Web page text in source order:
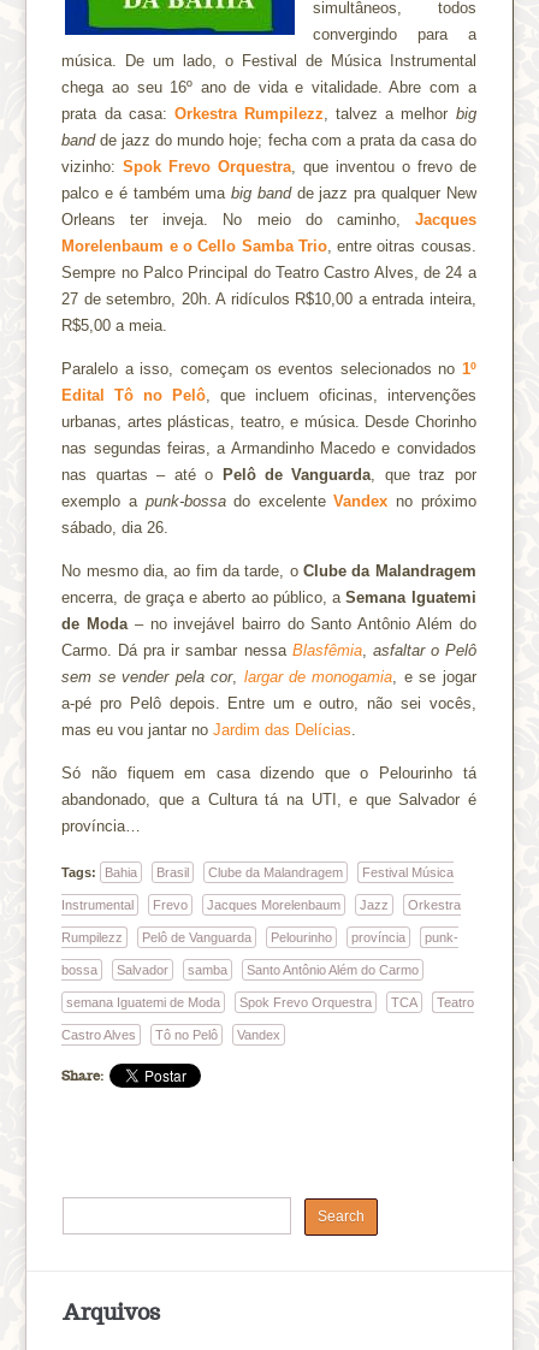
simultâneos, todos
convergindo para a
música. De um lado, o Festival de Música Instrumental
chega ao seu 16º ano de vida e vitalidade. Abre com a
prata da casa: Orkestra Rumpilezz , talvez a melhor big
bandde jazz do mundo hoje; fecha com a prata da casa do
vizinho:Spok Frevo Orquestra , que inventou o frevo de
palco e é também umabig bandde jazz pra qualquer New
Orleans ter inveja. No meio do caminho, Jacques
Morelenbaum e o Cello Samba Trio, entre oitras cousas.
Sempre no Palco Principal do Teatro Castro Alves, de 24 a
27 de setembro, 20h. A ridículos R$10,00 a entrada inteira,
R$5,00 a meia.
Paralelo a isso, começam os eventos selecionados no 1º
Edital Tô no Pelô , que incluem oficinas, intervenções
urbanas, artes plásticas, teatro, e música. Desde Chorinho
nas segundas feiras, a Armandinho Macedo e convidados
nas quartas – até o
Pelô de Vanguarda , que traz por
exemplo a punk-bossado excelenteVandex no próximo
sábado, dia 26.
No mesmo dia, ao fim da tarde, o Clube da Malandragem
encerra, de graça e aberto ao público, aSemana Iguatemi
de Moda – no invejável bairro do Santo Antônio Além do
Carmo. Dá pra ir sambar nessa Blasfêmia, asfaltar o Pelô
sem se vender pela cor, largar de monogamia , e se jogar
a-pé pro Pelô depois. Entre um e outro, não sei vocês,
mas eu vou jantar noJardim das Delícias
Só não fiquem em casa dizendo que o Pelourinho tá
abandonado, que a Cultura tá na UTI, e que Salvador é
província…
Tags: Bahia Brasil Clube da Malandragem Festival Música
Instrumental Frevo Jacques Morelenbaum Jazz Orkestra
Rumpilezz Pelô de Vanguarda Pelourinho província punk-
bossa Salvador samba Santo Antônio Além do Carmo
semana Iguatemi de Moda Spok Frevo Orquestra TCA Teatro
Castro Alves Tô no Pelô Vandex
Share:
Arquivos